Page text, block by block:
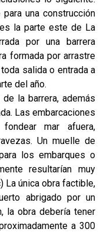
una construcción
la parte este de La
por una barrera
formada por arrastre
salida o entrada a
del año.
la barrera, además
Las embarcaciones
mar afuera,
Un muelle de
los embarques o
resultarían muy
La única obra factible,
abrigado por un
la obra debería tener
a 300